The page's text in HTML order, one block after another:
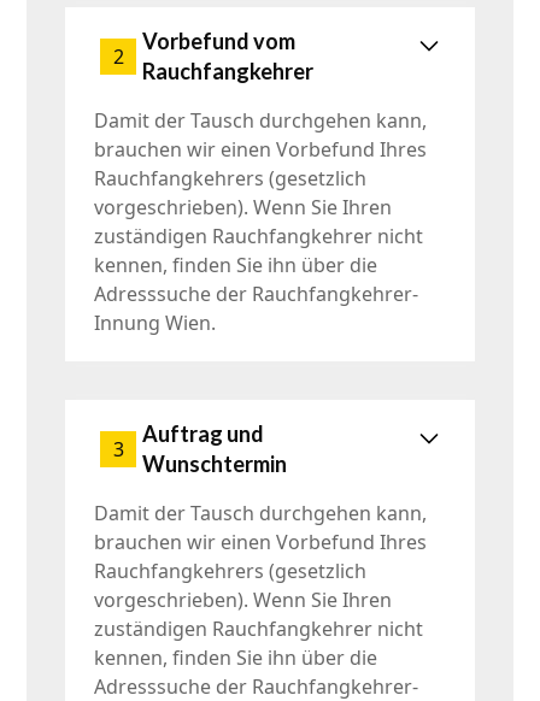
2
Vorbefund vom
Rauchfangkehrer
Damit der Tausch durchgehen kann,
brauchen wir einen Vorbefund Ihres
Rauchfangkehrers (gesetzlich
vorgeschrieben). Wenn Sie Ihren
zuständigen Rauchfangkehrer nicht
kennen, finden Sie ihn über die
Adresssuche der Rauchfangkehrer-
Innung Wien.
3
Auftrag und
Wunschtermin
Damit der Tausch durchgehen kann,
brauchen wir einen Vorbefund Ihres
Rauchfangkehrers (gesetzlich
vorgeschrieben). Wenn Sie Ihren
zuständigen Rauchfangkehrer nicht
kennen, finden Sie ihn über die
Adresssuche der Rauchfangkehrer-